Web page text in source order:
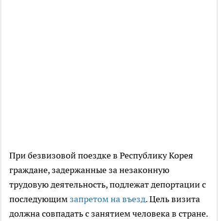
При безвизовой поездке в Республику Корея
граждане, задержанные за незаконную
трудовую деятельность, подлежат депортации с
последующим запретом на въезд. Цель визита
должна совпадать с занятием человека в стране.